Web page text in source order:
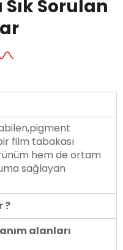
Sorulan
film tabakası
hem de ortam
sağlayan
?
alanları